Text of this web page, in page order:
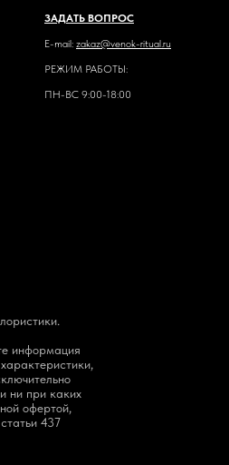
ЗАДАТЬ ВОПРОС
E-mail: zakaz@venok-ritual.ru
РЕЖИМ РАБОТЫ:
ПН-ВС 9:00-18:00
информация
ни при каких
офертой,
437